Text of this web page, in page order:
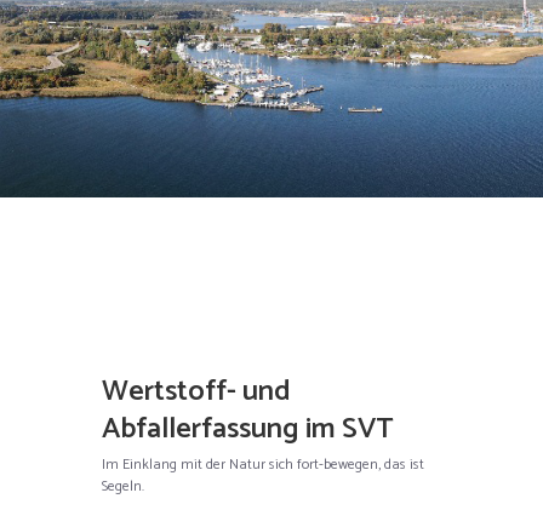
Wertstoff- und
Abfallerfassung im SVT
Im Einklang mit der Natur sich fort-bewegen, das ist
Segeln.